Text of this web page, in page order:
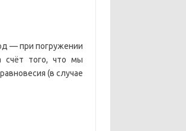
— при погружении
счёт того, что мы
(в случае